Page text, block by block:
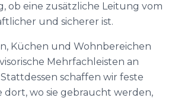
ob eine zusätzliche Leitung vom
und sicherer ist.
Küchen und Wohnbereichen
Mehrfachleisten an
schaffen wir feste
dort, wo sie gebraucht werden,